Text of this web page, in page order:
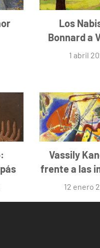
Los
Bonnard a
1 abril
Vassily
frente a las
12 enero